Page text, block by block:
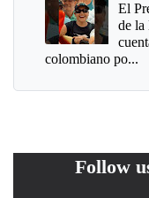
El
de la
colombiano po...
Follow